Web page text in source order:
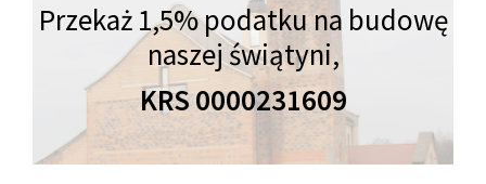
Przekaż 1,5% podatku na budowę
naszej świątyni,
KRS 0000231609